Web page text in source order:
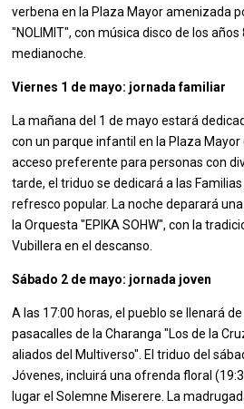
verbena en la Plaza Mayor amenizada
"NOLIMIT", con música disco de los años
medianoche.
Viernes 1 de mayo: jornada familiar
La mañana del 1 de mayo estará
con un parque infantil en la Plaza Mayor
acceso preferente para personas con
tarde, el triduo se dedicará a las
refresco popular. La noche deparará
la Orquesta "EPIKA SOHW", con la
Vubillera en el descanso.
Sábado 2 de mayo: jornada joven
A las 17:00 horas, el pueblo se llenará
pasacalles de la Charanga "Los de la
aliados del Multiverso". El triduo del
Jóvenes, incluirá una ofrenda floral
lugar el Solemne Miserere. La